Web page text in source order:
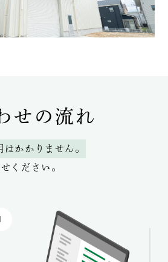
せの流れ
かかりません。
ください。